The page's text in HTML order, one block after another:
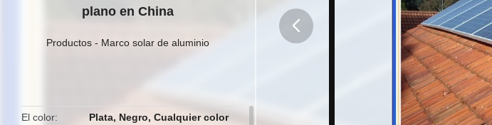
plano en China
Productos- Marco solar de aluminio
El color
Plata, Negro, Cualquier color